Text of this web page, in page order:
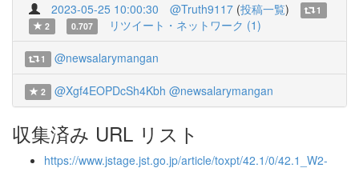
2023-05-25 10:00:30 @Truth9117 (投稿一覧)
1
2
0.707 リツイート・ネットワーク (1)
1 @newsalarymangan
2 @Xgf4EOPDcSh4Kbh @newsalarymangan
収集済み URL リスト
https://www.jstage.jst.go.jp/article/toxpt/42.1/0/42.1_W2-